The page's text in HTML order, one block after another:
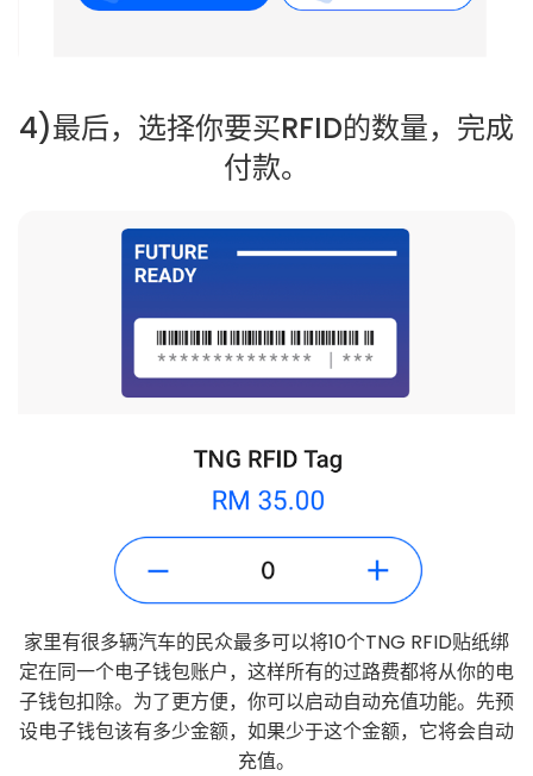
4)最后，选择你要买RFID的数量，完成
付款。
家里有很多辆汽车的民众最多可以将10个TNG RFID贴纸绑
定在同一个电子钱包账户，这样所有的过路费都将从你的电
子钱包扣除。为了更方便，你可以启动自动充值功能。先预
设电子钱包该有多少金额，如果少于这个金额，它将会自动
充值。